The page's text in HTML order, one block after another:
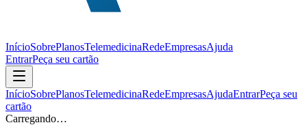
InícioSobrePlanosTelemedicinaRedeEmpresasAjuda
EntrarPeça seu cartão
InícioSobrePlanosTelemedicinaRedeEmpresasAjudaEntrarPeça seu
cartão
Carregando…